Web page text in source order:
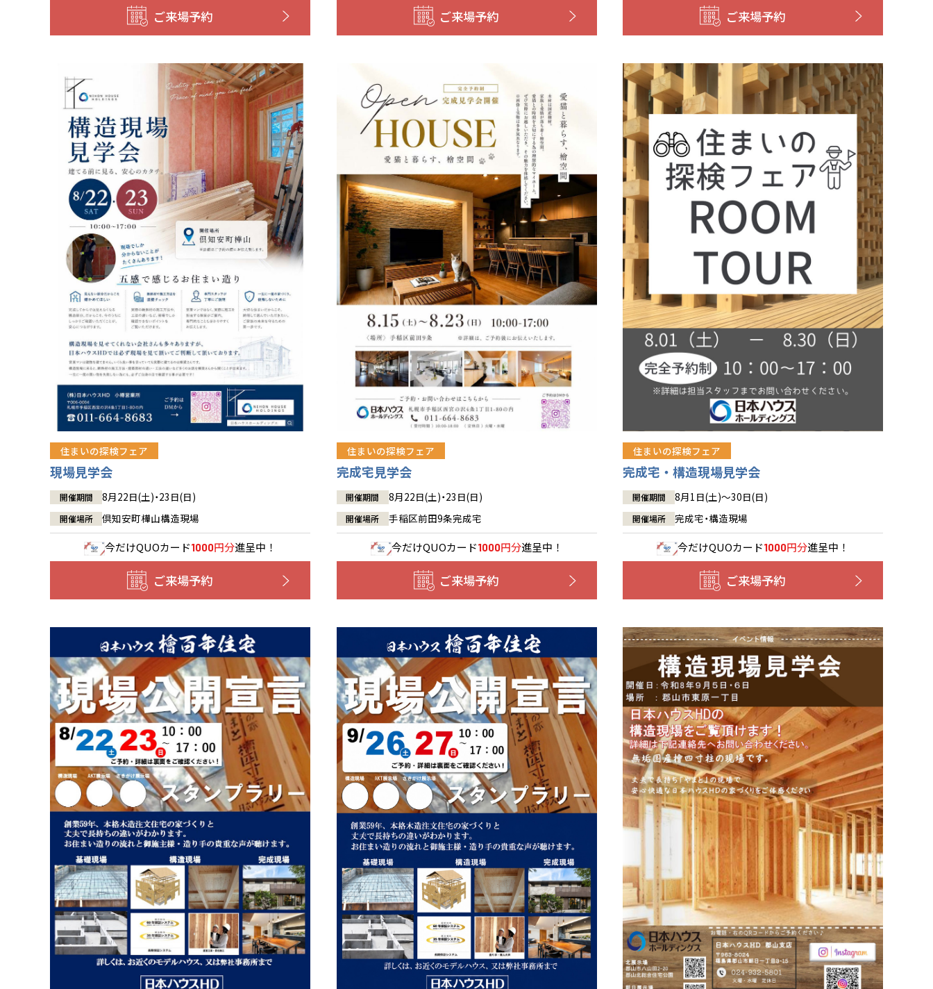
ご来場予約 ご来場予約 ご来場予約
住まいの探検フェア
現場見学会
開催期間 8月22日(土)・23日(日)
開催場所 倶知安町樺山構造現場
今だけQUOカード1000円分進呈中！
ご来場予約
住まいの探検フェア
完成宅見学会
開催期間 8月22日(土)・23日(日)
開催場所 手稲区前田9条完成宅
今だけQUOカード1000円分進呈中！
ご来場予約
住まいの探検フェア
完成宅・構造現場見学会
開催期間 8月1日(土)～30日(日)
開催場所 完成宅・構造現場
今だけQUOカード1000円分進呈中！
ご来場予約